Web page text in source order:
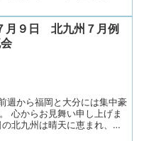
ログラム１. 開会（副会長
体操４. 近況とテーマトー
. 連絡事項７. お便り印刷・
し、副会長さんのあいさつ
語症当事者、同行のご家
援者、言語聴覚士」の順に
す。 名札の色で分かるよ
月９日 北九州７月例
週から福岡と大分には集中豪
心からお見舞い申し上げま
北九州は晴天に恵まれ、た